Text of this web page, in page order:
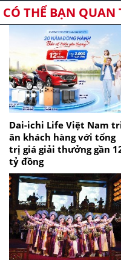
CÓ THỂ BẠN QUAN
Dai-ichi Life Việt Nam
ân khách hàng với tổng
trị giá giải thưởng gần
tỷ đồng